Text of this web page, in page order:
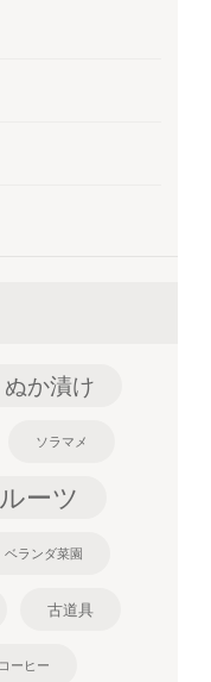
ぬか漬け
ソラマメ
ーツ
ベランダ菜園
古道具
ーヒー